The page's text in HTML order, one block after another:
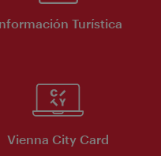
Turística
Vienna City Card